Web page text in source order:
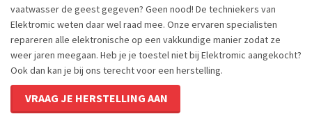
vaatwasser de geest gegeven? Geen nood! De techniekers van
Elektromic weten daar wel raad mee. Onze ervaren specialisten
repareren alle elektronische op een vakkundige manier zodat ze
weer jaren meegaan. Heb je je toestel niet bij Elektromic aangekocht?
Ook dan kan je bij ons terecht voor een herstelling.
VRAAG JE HERSTELLING AAN